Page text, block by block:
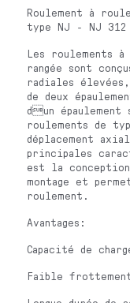
Roulement à
type NJ - NJ 312
Les roulements
rangée sont
radiales
de deux
dun
roulements de
déplacement
principales
est la
montage et
roulement.
Avantages:
Capacité de
Faible